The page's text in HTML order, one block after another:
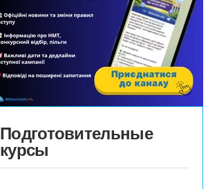
Подготовительные
курсы